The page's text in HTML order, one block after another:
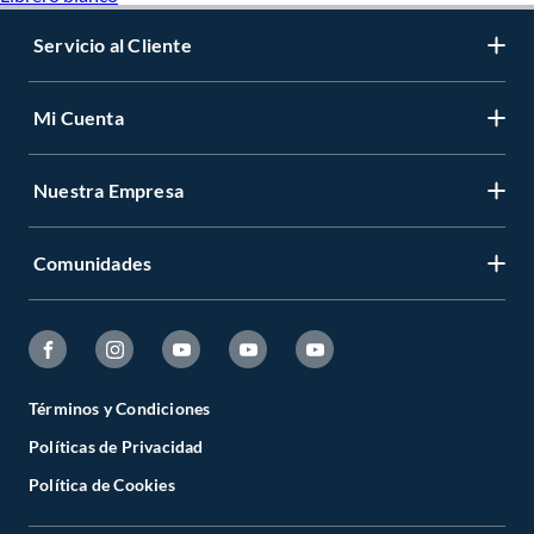
closet de 12 puertas
Servicio al Cliente
Mi Cuenta
Nuestra Empresa
Comunidades
Términos y Condiciones
Políticas de Privacidad
Política de Cookies